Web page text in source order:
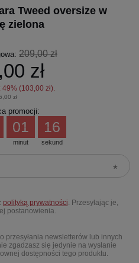
Tweed oversize w
zielona
209,00 zł
zł
49% (103,00 zł).
zł
promocji:
minut
01
sekund
16
polityką prywatności . Przesyłając je,
postanowienia.
przesyłania newsletterów lub innych
zgadzasz się jedynie na wysłanie
dostępności tego produktu.